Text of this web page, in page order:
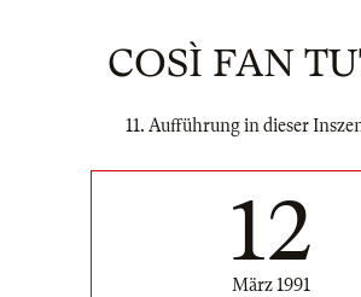
COSÌ FAN
11. Aufführung in dieser
12
März 1991